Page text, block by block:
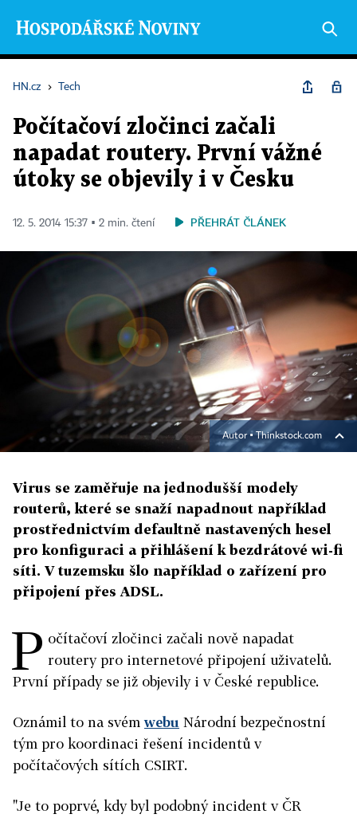
HN.cz › Tech
Počítačoví zločinci začali
napadat routery. První vážné
útoky se objevily i v Česku
12. 5. 2014 15:37 ▪ 2 min. čtení PŘEHRÁT ČLÁNEK
Autor ▪Thinkstock.com
Virus se zaměřuje na jednodušší modely
routerů, které se snaží napadnout například
prostřednictvím defaultně nastavených hesel
pro konfiguraci a přihlášení k bezdrátové wi-fi
síti. V tuzemsku šlo například o zařízení pro
připojení přes ADSL.
P očítačoví zločinci začali nově napadat
routery pro internetové připojení uživatelů.
První případy se již objevily i v České republice.
Oznámil to na svémwebu Národní bezpečnostní
tým pro koordinaci řešení incidentů v
počítačových sítích CSIRT.
"Je to poprvé, kdy byl podobný incident v ČR